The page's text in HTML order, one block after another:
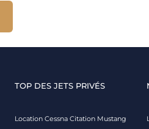
TOP DES JETS PRIVÉS
Location Cessna Citation Mustang